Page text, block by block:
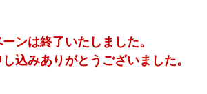
ンは終了いたしました。
込みありがとうございました。